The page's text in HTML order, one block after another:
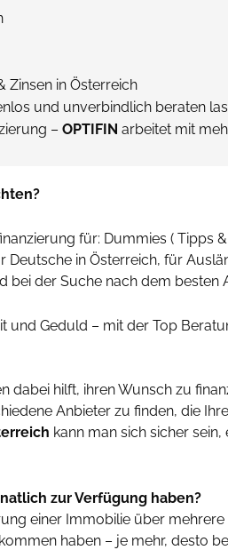
Zinsen in Österreich
und unverbindlich beraten
– OPTIFIN arbeitet mit
für: Dummies ( Tipps
Deutsche in Österreich, für
bei der Suche nach dem
und Geduld – mit der Top
dabei hilft, ihren Wunsch zu
Anbieter zu finden, die
kann man sich sicher
zur Verfügung haben?
einer Immobilie über
haben – je mehr, desto